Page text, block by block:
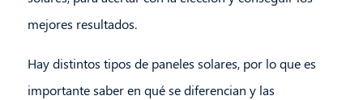
mejores resultados.
Hay distintos tipos de paneles solares, por lo que es
importante saber en qué se diferencian y las